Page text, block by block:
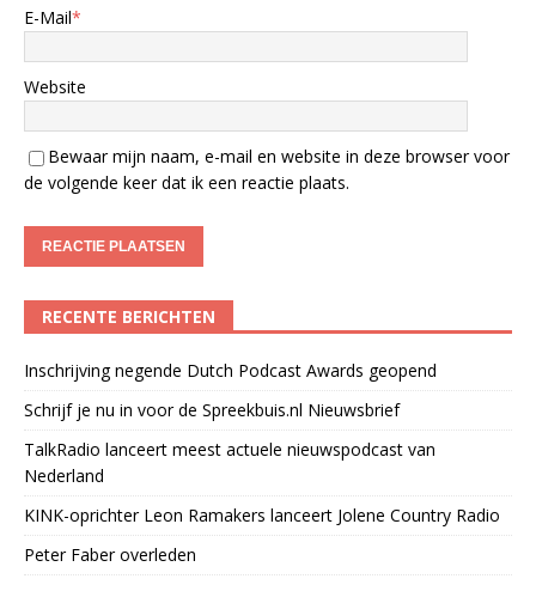
E-Mail*
Website
Bewaar mijn naam, e-mail en website in deze browser voor
de volgende keer dat ik een reactie plaats.
RECENTE BERICHTEN
Inschrijving negende Dutch Podcast Awards geopend
Schrijf je nu in voor de Spreekbuis.nl Nieuwsbrief
TalkRadio lanceert meest actuele nieuwspodcast van
Nederland
KINK-oprichter Leon Ramakers lanceert Jolene Country Radio
Peter Faber overleden